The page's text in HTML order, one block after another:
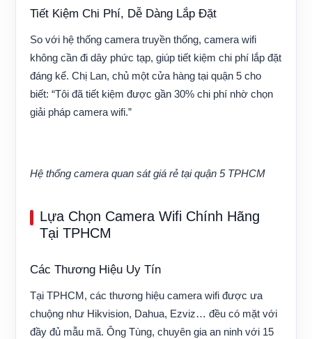
Tiết Kiệm Chi Phí, Dễ Dàng Lắp Đặt
So với hệ thống camera truyền thống, camera wifi
không cần đi dây phức tạp, giúp tiết kiệm chi phí lắp đặt
đáng kể. Chị Lan, chủ một cửa hàng tại quận 5 cho
biết: “Tôi đã tiết kiệm được gần 30% chi phí nhờ chọn
giải pháp camera wifi.”
Hệ thống camera quan sát giá rẻ tại quận 5 TPHCM
Lựa Chọn Camera Wifi Chính Hãng
Tại TPHCM
Các Thương Hiệu Uy Tín
Tại TPHCM, các thương hiệu camera wifi được ưa
chuộng như Hikvision, Dahua, Ezviz… đều có mặt với
đầy đủ mẫu mã. Ông Tùng, chuyên gia an ninh với 15